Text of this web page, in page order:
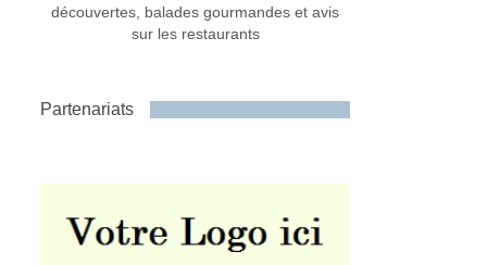
découvertes, balades gourmandes et avis
sur les restaurants
Partenariats